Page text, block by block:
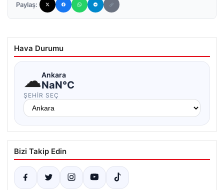
Paylaş:
Hava Durumu
☁Ankara
NaN°C
ŞEHIR SEÇ
Bizi Takip Edin